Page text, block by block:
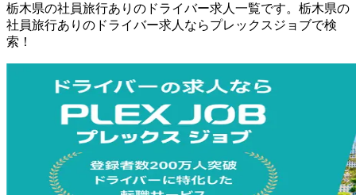
栃木県の社員旅行ありの ドライバー求人一覧です。 栃木県の
社員旅行ありの ドライバー求人ならプレックスジョブで検
索！